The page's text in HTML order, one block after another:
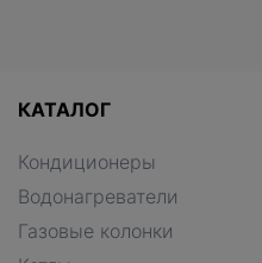
КАТАЛОГ
Кондиционеры
Водонагреватели
Газовые колонки